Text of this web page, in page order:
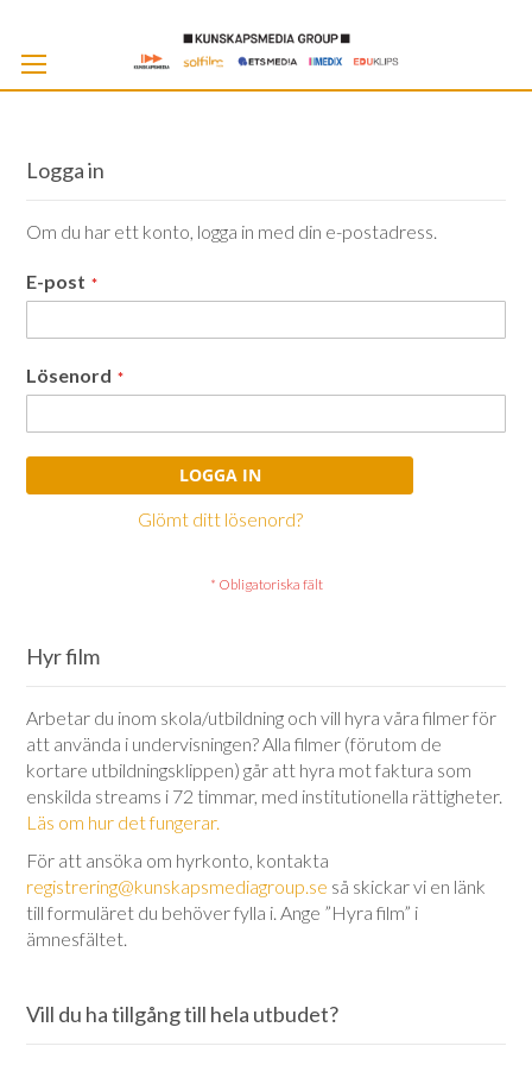
Logga in
Om du har ett konto, logga in med din e-postadress.
E-post
Lösenord
LOGGA IN
Glömt ditt lösenord?
Hyr film
Arbetar du inom skola/utbildning och vill hyra våra filmer för
att använda i undervisningen? Alla filmer (förutom de
kortare utbildningsklippen) går att hyra mot faktura som
enskilda streams i 72 timmar, med institutionella rättigheter.
Läs om hur det fungerar.
För att ansöka om hyrkonto, kontakta
registrering@kunskapsmediagroup.se så skickar vi en länk
till formuläret du behöver fylla i. Ange ”Hyra film” i
ämnesfältet.
Vill du ha tillgång till hela utbudet?